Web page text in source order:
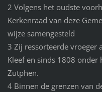
2 Volgens het oudste
Kerkenraad van deze
wijze samengesteld
3 Zij ressorteerde vroeger
Kleef en sinds 1808 onder
Zutphen.
4 Binnen de grenzen van